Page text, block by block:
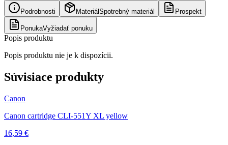
Podrobnosti Materiál Spotrebný materiál Prospekt
PonukaVyžiadať ponuku
Popis produktu
Popis produktu nie je k dispozícii.
Súvisiace produkty
Canon
Canon cartridge CLI-551Y XL yellow
16,59 €